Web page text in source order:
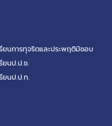
ยนการทุจริตและประพฤติมิชอบ
ยนป.ป.ช.
ยนป.ป.ท.